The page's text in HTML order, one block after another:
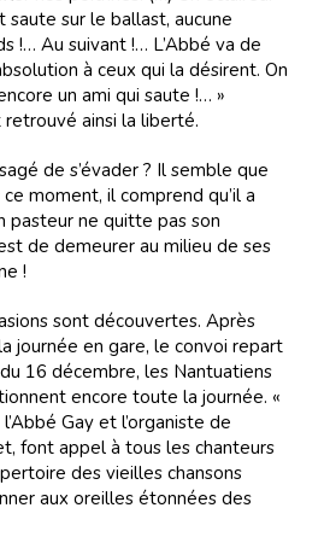
sur le ballast, aucune
!… Au suivant !… L’Abbé va de
à ceux qui la désirent. On
un ami qui saute !… »
ainsi la liberté.
de s’évader ? Il semble que
moment, il comprend qu’il a
pasteur ne quitte pas son
de demeurer au milieu de ses
!
sont découvertes. Après
journée en gare, le convoi repart
16 décembre, les Nantuatiens
encore toute la journée. «
Gay et l’organiste de
font appel à tous les chanteurs
des vieilles chansons
aux oreilles étonnées des